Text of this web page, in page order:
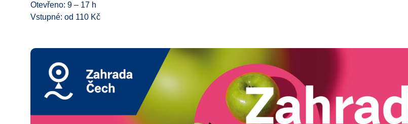
Otevřeno: 9 – 17 h
Vstupné: od 110 Kč